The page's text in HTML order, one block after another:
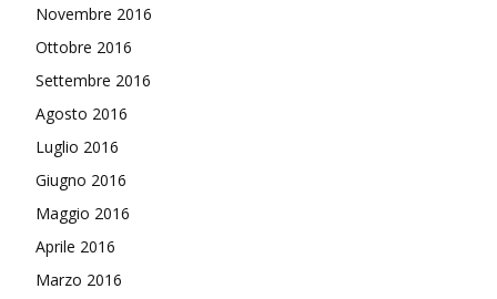
Novembre 2016
Ottobre 2016
Settembre 2016
Agosto 2016
Luglio 2016
Giugno 2016
Maggio 2016
Aprile 2016
Marzo 2016